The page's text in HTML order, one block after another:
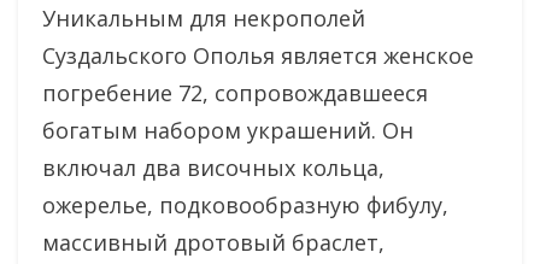
Уникальным для некрополей
Суздальского Ополья является женское
погребение 72, сопровождавшееся
богатым набором украшений. Он
включал два височных кольца,
ожерелье, подковообразную фибулу,
массивный дротовый браслет,